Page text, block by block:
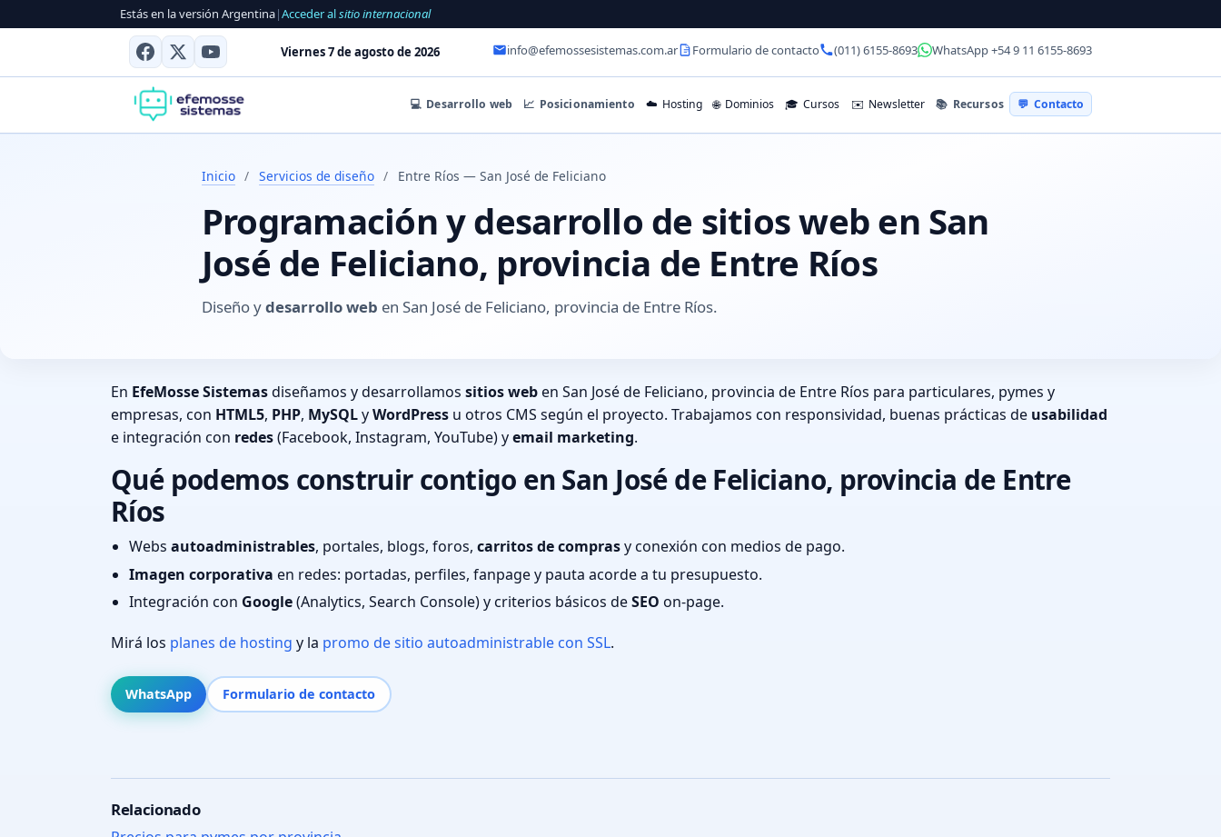
Estás en la versión Argentina|Acceder alsitio internacional
Viernes 7 de agosto de 2026 info@efemossesistemas.com.ar Formulario de contacto (011) 6155-8693 WhatsApp +54 9 11 6155-8693
💻 Desarrollo web 📈 Posicionamiento ☁️ Hosting 🌐 Dominios 🎓 Cursos ✉️ Newsletter 📚 Recursos 💬 Contacto
Inicio / Servicios de diseño / Entre Ríos — San José de Feliciano
Programación y desarrollo de sitios web en San
José de Feliciano, provincia de Entre Ríos
Diseño ydesarrollo web en San José de Feliciano, provincia de Entre Ríos.
En EfeMosse Sistemasdiseñamos y desarrollamos sitios weben San José de Feliciano, provincia de Entre Ríos para particulares, pymes y
empresas, con HTML5, PHP, MySQLyWordPress u otros CMS según el proyecto. Trabajamos con responsividad, buenas prácticas de usabilidad
e integración con redes(Facebook, Instagram, YouTube) yemail marketing.
Qué podemos construir contigo en San José de Feliciano, provincia de Entre
Ríos
Webs autoadministrables, portales, blogs, foros, carritos de comprasy conexión con medios de pago.
Imagen corporativa en redes: portadas, perfiles, fanpage y pauta acorde a tu presupuesto.
Integración con Google(Analytics, Search Console) y criterios básicos deSEO on-page.
Mirá los planes de hosting y la promo de sitio autoadministrable con SSL.
WhatsApp Formulario de contacto
Relacionado